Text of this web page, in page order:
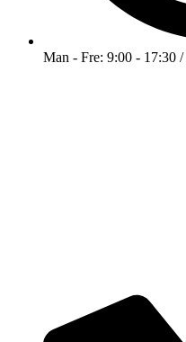
Man - Fre: 9:00 - 17:30